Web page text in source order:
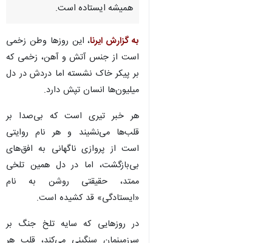
همیشه ایستاده است.
به گزارش ایرنا، این روزها وطن زخمی
است از جنس آتش و آهن، زخمی که
بر پیکر خاک نشسته اما دردش در دل
میلیون‌ها انسان تپش دارد.
هر خبر تیری است که بی‌صدا بر
قلب‌ها می‌نشیند و هر نام روایتی
است از پروازی ناگهانی به افق‌های
بی‌بازگشت، اما در دل همین تلخی
ممتد، حقیقتی روشن به نام
«ایستادگی» قد کشیده است.
در روزهایی که سایه تلخ جنگ بر